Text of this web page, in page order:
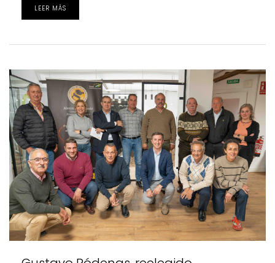
LEER MÁS